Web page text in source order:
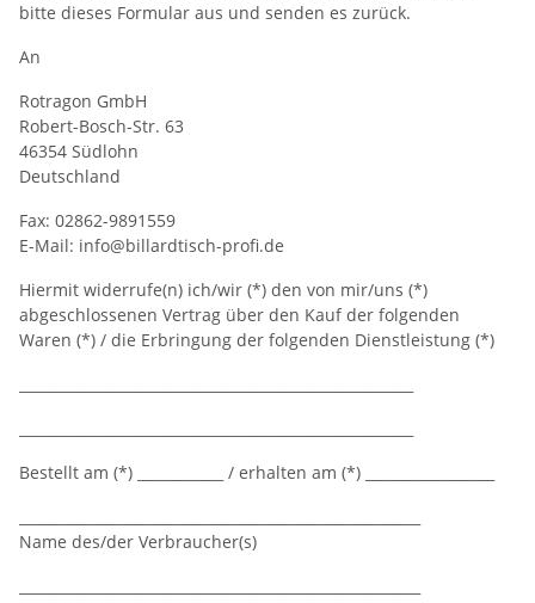
bitte dieses Formular aus und senden es zurück.
An
Rotragon GmbH
Robert-Bosch-Str. 63
46354 Südlohn
Deutschland
Fax: 02862-9891559
E-Mail: info@billardtisch-profi.de
Hiermit widerrufe(n) ich/wir (*) den von mir/uns (*)
abgeschlossenen Vertrag über den Kauf der folgenden
Waren (*) / die Erbringung der folgenden Dienstleistung (*)
Bestellt am (*) ____________ / erhalten am (*) __________________
Name des/der Verbraucher(s)